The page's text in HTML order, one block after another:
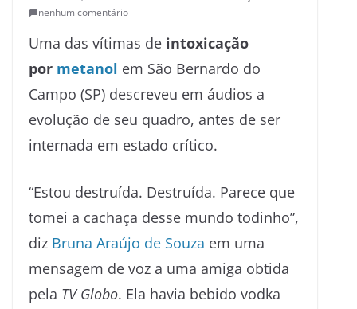
nenhum comentário
Uma das vítimas de intoxicação
por metanol em São Bernardo do
Campo (SP) descreveu em áudios a
evolução de seu quadro, antes de ser
internada em estado crítico.
“Estou destruída. Destruída. Parece que
tomei a cachaça desse mundo todinho”,
diz Bruna Araújo de Souza em uma
mensagem de voz a uma amiga obtida
pela TV Globo. Ela havia bebido vodka